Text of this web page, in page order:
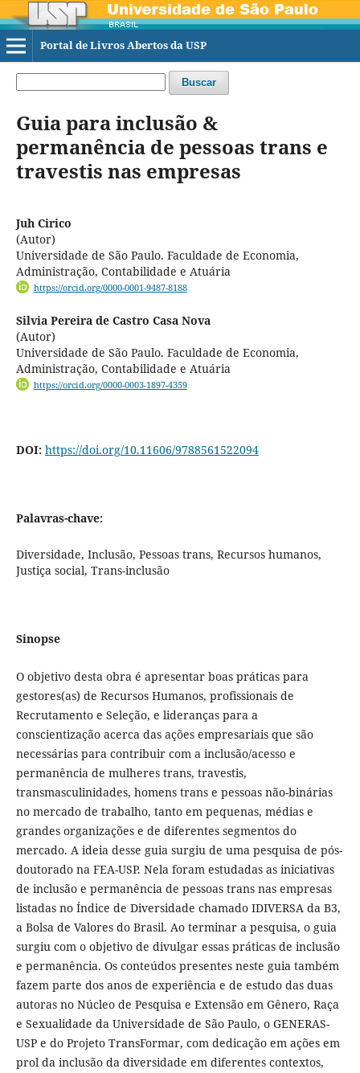
Portal de Livros Abertos da USP
Buscar
Guia para inclusão &
permanência de pessoas trans e
travestis nas empresas
Juh Cirico
(Autor)
Universidade de São Paulo. Faculdade de Economia,
Administração, Contabilidade e Atuária
https://orcid.org/0000-0001-9487-8188
Silvia Pereira de Castro Casa Nova
(Autor)
Universidade de São Paulo. Faculdade de Economia,
Administração, Contabilidade e Atuária
https://orcid.org/0000-0003-1897-4359
DOI: https://doi.org/10.11606/9788561522094
Palavras-chave:
Diversidade, Inclusão, Pessoas trans, Recursos humanos,
Justiça social, Trans-inclusão
Sinopse
O objetivo desta obra é apresentar boas práticas para
gestores(as) de Recursos Humanos, profissionais de
Recrutamento e Seleção, e lideranças para a
conscientização acerca das ações empresariais que são
necessárias para contribuir com a inclusão/acesso e
permanência de mulheres trans, travestis,
transmasculinidades, homens trans e pessoas não-binárias
no mercado de trabalho, tanto em pequenas, médias e
grandes organizações e de diferentes segmentos do
mercado. A ideia desse guia surgiu de uma pesquisa de pós-
doutorado na FEA-USP. Nela foram estudadas as iniciativas
de inclusão e permanência de pessoas trans nas empresas
listadas no Índice de Diversidade chamado IDIVERSA da B3,
a Bolsa de Valores do Brasil. Ao terminar a pesquisa, o guia
surgiu com o objetivo de divulgar essas práticas de inclusão
e permanência. Os conteúdos presentes neste guia também
fazem parte dos anos de experiência e de estudo das duas
autoras no Núcleo de Pesquisa e Extensão em Gênero, Raça
e Sexualidade da Universidade de São Paulo, o GENERAS-
USP e do Projeto TransFormar, com dedicação em ações em
prol da inclusão da diversidade em diferentes contextos,